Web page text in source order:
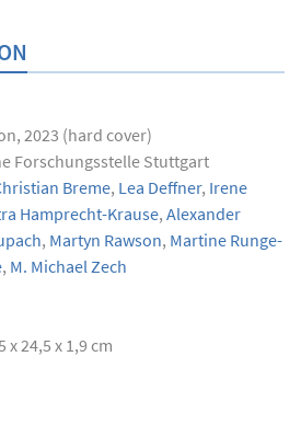
2023 (hard cover)
Forschungsstelle Stuttgart
Breme, Lea Deffner, Irene
Hamprecht-Krause, Alexander
, Martyn Rawson, Martine Runge-
, M. Michael Zech
x 24,5 x 1,9 cm